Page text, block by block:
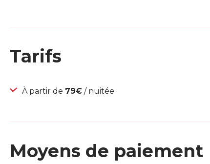
Tarifs
À partir de 79€ / nuitée
Moyens de paiement